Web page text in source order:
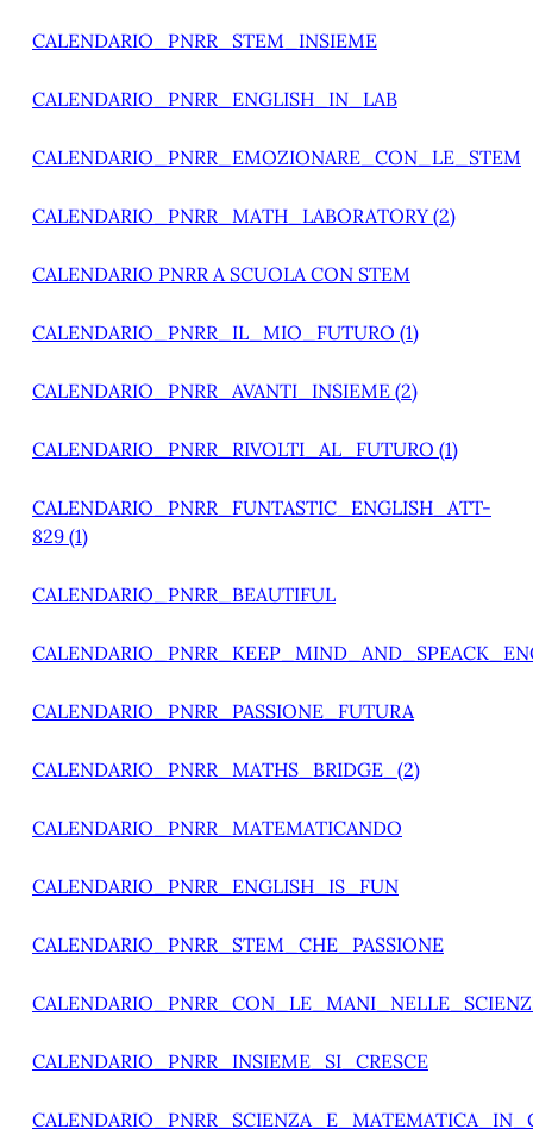
CALENDARIO_PNRR_STEM_INSIEME
CALENDARIO_PNRR_ENGLISH_IN_LAB
CALENDARIO_PNRR_EMOZIONARE_CON_LE_STEM
CALENDARIO_PNRR_MATH_LABORATORY (2)
CALENDARIO PNRR A SCUOLA CON STEM
CALENDARIO_PNRR_IL_MIO_FUTURO (1)
CALENDARIO_PNRR_AVANTI_INSIEME (2)
CALENDARIO_PNRR_RIVOLTI_AL_FUTURO (1)
CALENDARIO_PNRR_FUNTASTIC_ENGLISH_ATT-
829 (1)
CALENDARIO_PNRR_BEAUTIFUL
CALENDARIO_PNRR_PASSIONE_FUTURA
CALENDARIO_PNRR_MATHS_BRIDGE_(2)
CALENDARIO_PNRR_MATEMATICANDO
CALENDARIO_PNRR_ENGLISH_IS_FUN
CALENDARIO_PNRR_STEM_CHE_PASSIONE
CALENDARIO_PNRR_INSIEME_SI_CRESCE